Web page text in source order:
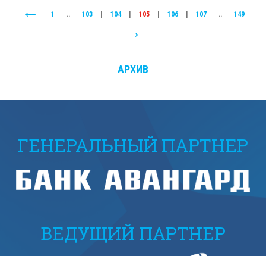
1 .. 103 104 105 106 107 .. 149
АРХИВ
ГЕНЕРАЛЬНЫЙ ПАРТНЕР
ВЕДУЩИЙ ПАРТНЕР